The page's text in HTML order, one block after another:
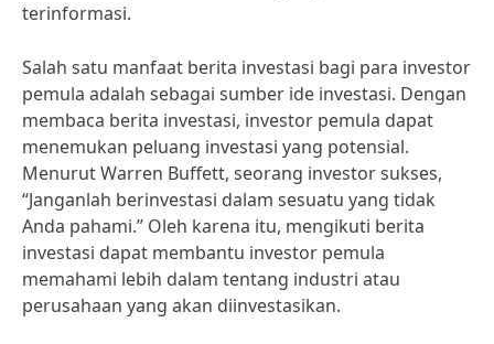
terinformasi.
Salah satu manfaat berita investasi bagi para investor
pemula adalah sebagai sumber ide investasi. Dengan
membaca berita investasi, investor pemula dapat
menemukan peluang investasi yang potensial.
Menurut Warren Buffett, seorang investor sukses,
“Janganlah berinvestasi dalam sesuatu yang tidak
Anda pahami.” Oleh karena itu, mengikuti berita
investasi dapat membantu investor pemula
memahami lebih dalam tentang industri atau
perusahaan yang akan diinvestasikan.